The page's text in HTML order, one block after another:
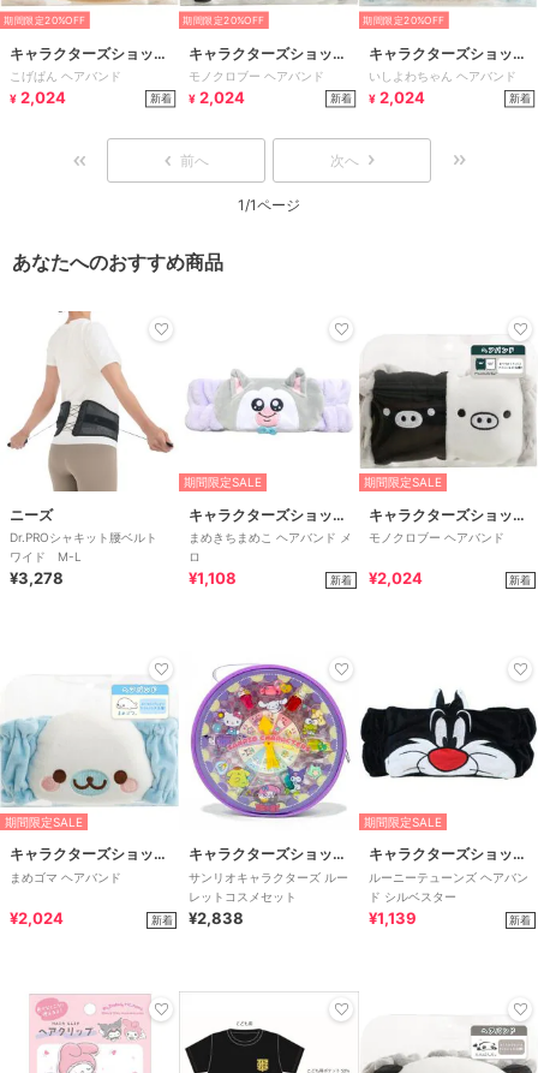
期間限定20%OFF
キャラクターズショッ
プ ラフラフ
こげぱん ヘアバンド
¥ 2,024 新着
期間限定20%OFF
キャラクターズショッ
プ ラフラフ
モノクロブー ヘアバンド
¥ 2,024 新着
期間限定20%OFF
キャラクターズショッ
プ ラフラフ
いしよわちゃん ヘアバンド
¥ 2,024 新着
前へ 次へ
1/1ページ
あなたへのおすすめ商品
ニーズ
Dr.PROシャキット腰ベルト
ワイド M-L
¥3,278
期間限定SALE
キャラクターズショップ ラフラフ
まめきちまめこ ヘアバンド メ
ロ
¥1,108 新着
期間限定SALE
キャラクターズショップ ラフラフ
モノクロブー ヘアバンド
¥2,024 新着
期間限定SALE
キャラクターズショップ ラフラフ
まめゴマ ヘアバンド
¥2,024 新着
キャラクターズショップ ラフラフ
サンリオキャラクターズ ルー
レットコスメセット
¥2,838
期間限定SALE
キャラクターズショップ ラフラフ
ルーニーテューンズ ヘアバン
ド シルベスター
¥1,139 新着